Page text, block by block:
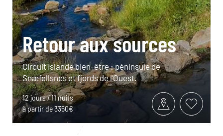
Retour aux sources
Circuit Islande bien-être : péninsule de
Snæfellsnes et fjords de l’Ouest.
12 jours / 11 nuits
à partir de 3350€